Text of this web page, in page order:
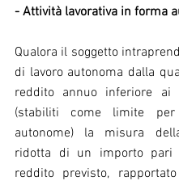
- Attività lavorativa in forma
Qualora il soggetto
di lavoro autonoma dalla
reddito annuo inferiore ai
(stabiliti come limite
autonome) la misura
ridotta di un importo pari
reddito previsto,